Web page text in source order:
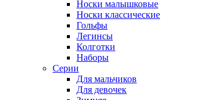
Носки малышковые
Носки классические
Гольфы
Легинсы
Колготки
Наборы
Серии
Для мальчиков
Для девочек